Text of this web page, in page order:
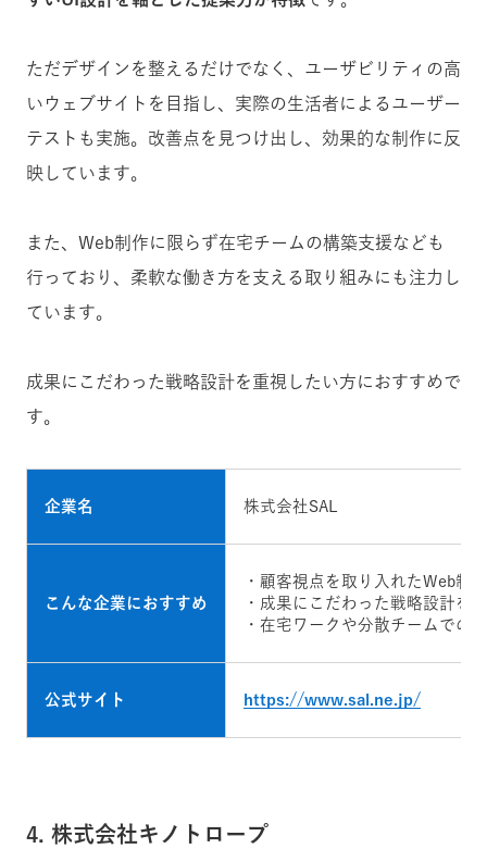
ただデザインを整えるだけでなく、ユーザビリティの高
いウェブサイトを目指し、実際の生活者によるユーザー
テストも実施。改善点を見つけ出し、効果的な制作に反
映しています。
また、Web制作に限らず在宅チームの構築支援なども
行っており、柔軟な働き方を支える取り組みにも注力し
ています。
成果にこだわった戦略設計を重視したい方におすすめで
す。
企業名 株式会社SAL
こんな企業におすすめ
・顧客視点を取り入れたWeb制
・成果にこだわった戦略設計を
・在宅ワークや分散チームでの
公式サイト https://www.sal.ne.jp/
4. 株式会社キノトロープ